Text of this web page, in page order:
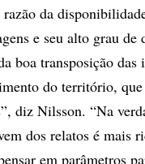
da
e seu alto grau de
boa transposição das
do território, que
diz Nilsson. “Na
dos relatos é mais
em parâmetros